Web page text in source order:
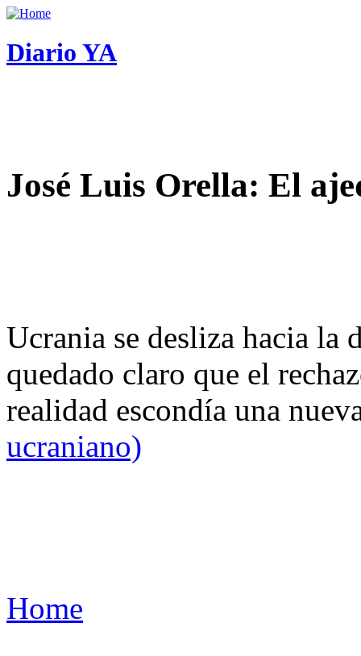
Diario YA
José Luis Orella: El
Ucrania se desliza hacia
quedado claro que el
realidad escondía una
ucraniano)
Home